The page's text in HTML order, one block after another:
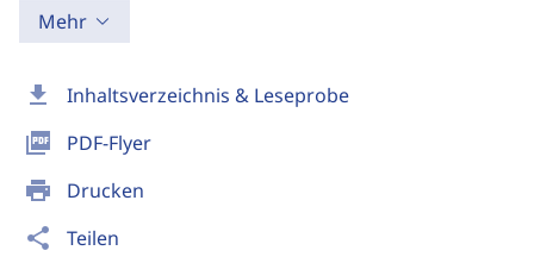
download Inhaltsverzeichnis & Leseprobe
picture_as_pdf PDF-Flyer
print Drucken
share Teilen
Mehr